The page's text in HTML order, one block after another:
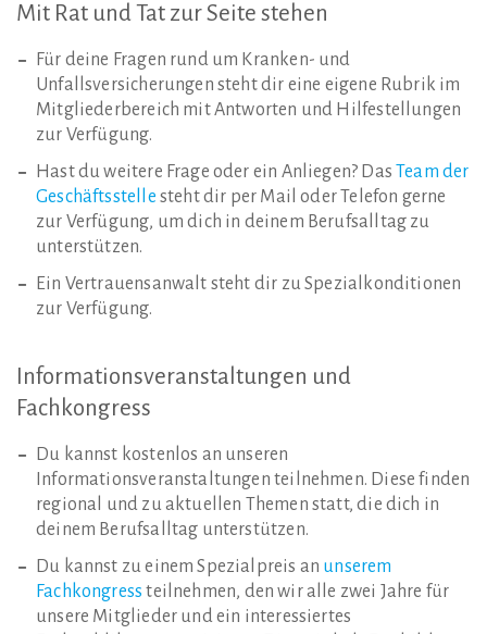
Mit Rat und Tat zurSeite stehen
Für deine Fragen rund um Kranken- und
Unfallsversicherungen steht dir eine eigene Rubrik im
Mitgliederbereich mit Antworten und Hilfestellungen
zur Verfügung.
Hast du weitere Frage oder ein Anliegen? DasTeam der
Geschäftsstelle steht dir per Mail oder Telefon gerne
zur Verfügung, um dich in deinem Berufsalltag zu
unterstützen.
Ein Vertrauensanwalt steht dir zu Spezialkonditionen
zur Verfügung.
Informationsveranstaltungen und
Fachkongress
Du kannst kostenlos an unseren
Informationsveranstaltungen teilnehmen. Diese finden
regional und zu aktuellen Themen statt, die dich in
deinem Berufsalltag unterstützen.
Du kannst zu einem Spezialpreis an unserem
Fachkongress teilnehmen, den wir alle zwei Jahre für
unsere Mitglieder und ein interessiertes